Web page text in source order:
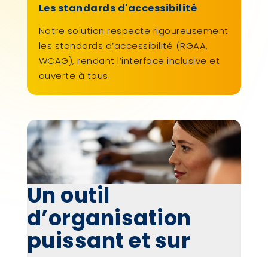
Les standards d'accessibilité
Notre solution respecte rigoureusement
les standards d’accessibilité (RGAA,
WCAG), rendant l’interface inclusive et
ouverte à tous.
Un outil
d’organisation
puissant et sur